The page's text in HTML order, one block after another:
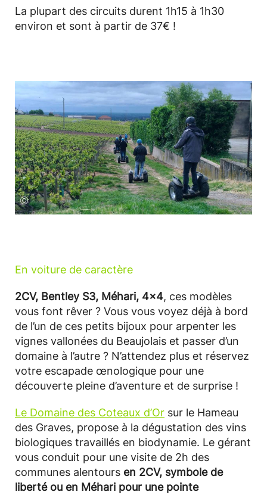
La plupart des circuits durent 1h15 à 1h30
environ et sont à partir de 37€ !
©
En voiture de caractère
2CV, Bentley S3, Méhari, 4x4, ces modèles
vous font rêver ? Vous vous voyez déjà à bord
de l’un de ces petits bijoux pour arpenter les
vignes vallonées du Beaujolais et passer d’un
domaine à l’autre ? N’attendez plus et réservez
votre escapade œnologique pour une
découverte pleine d’aventure et de surprise !
Le Domaine des Coteaux d’Or sur le Hameau
des Graves, propose à la dégustation des vins
biologiques travaillés en biodynamie. Le gérant
vous conduit pour une visite de 2h des
communes alentours en 2CV, symbole de
liberté ou en Méhari pour une pointe